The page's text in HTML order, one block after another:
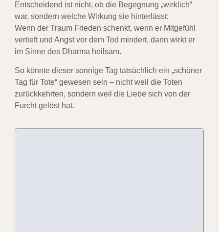
Entscheidend ist nicht, ob die Begegnung „wirklich“
war, sondern welche Wirkung sie hinterlässt:
Wenn der Traum Frieden schenkt, wenn er Mitgefühl
vertieft und Angst vor dem Tod mindert, dann wirkt er
im Sinne des Dharma heilsam.
So könnte dieser sonnige Tag tatsächlich ein „schöner
Tag für Tote“ gewesen sein – nicht weil die Toten
zurückkehrten, sondern weil die Liebe sich von der
Furcht gelöst hat.